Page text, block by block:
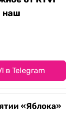
наш
в Telegram
«Яблока»